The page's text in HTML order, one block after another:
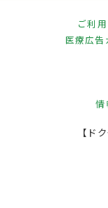
ご利
医療広告
情
【ド